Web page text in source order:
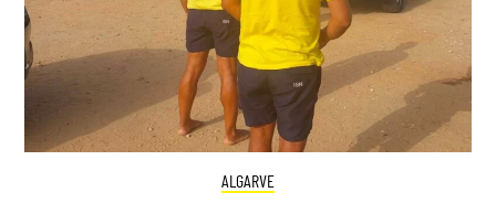
ALGARVE